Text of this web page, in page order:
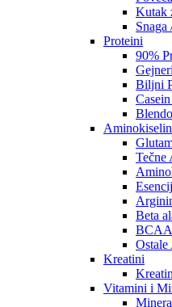
Kutak
Proteini
90%
Biljni
Tečne
Beta
BCAA
Kreatini
Vitamini i